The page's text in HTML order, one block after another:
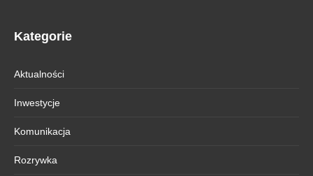
Kategorie
Aktualności
Inwestycje
Komunikacja
Rozrywka